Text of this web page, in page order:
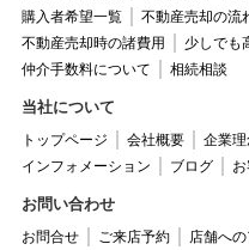
購入者希望一覧
不動産売却の流
不動産売却時の諸費用
少しでも
仲介手数料について
相続相談
当社について
トップページ 会社概要 企業
インフォメーション
ブログ
お問い合わせ
お問合せ ご来店予約 店舗へ